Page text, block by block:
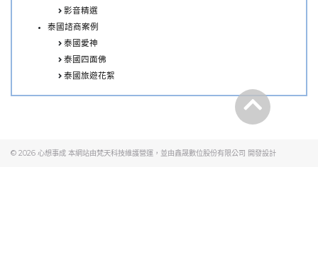
影音精選
泰國諮商案例
泰國愛神
泰國四面佛
泰國旅遊花絮
© 2026 心想事成 本網站由梵天科技維護營運，並由鑫晟數位股份有限公司 開發設計